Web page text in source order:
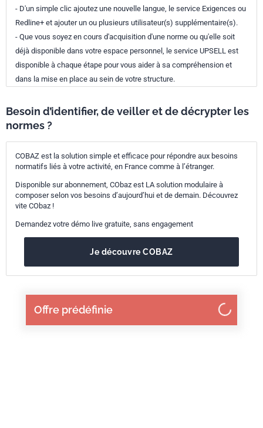
Offre prédéfinie
- D'un simple clic ajoutez une nouvelle langue, le service Exigences ou
Redline+ et ajouter un ou plusieurs utilisateur(s) supplémentaire(s).
- Que vous soyez en cours d'acquisition d'une norme ou qu'elle soit
déjà disponible dans votre espace personnel, le service UPSELL est
disponible à chaque étape pour vous aider à sa compréhension et
dans la mise en place au sein de votre structure.
Besoin d’identifier, de veiller et de décrypter les
normes ?
COBAZ est la solution simple et efficace pour répondre aux besoins
normatifs liés à votre activité, en France comme à l’étranger.
Disponible sur abonnement, CObaz est LA solution modulaire à
composer selon vos besoins d’aujourd’hui et de demain. Découvrez
vite CObaz !
Demandez votre démo live gratuite, sans engagement
Je découvre COBAZ